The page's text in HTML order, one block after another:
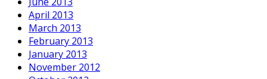
April 2013
March 2013
February 2013
January 2013
November 2012